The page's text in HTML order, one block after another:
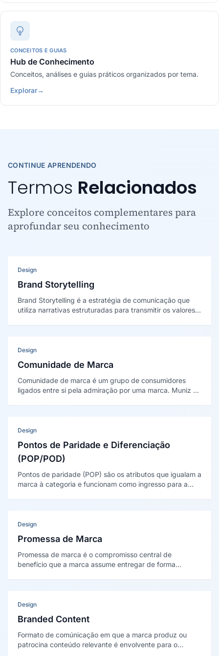
CONCEITOS E GUIAS
Hub de Conhecimento
Conceitos, análises e guias práticos organizados por tema.
Explorar→
CONTINUE APRENDENDO
Termos Relacionados
Explore conceitos complementares para
aprofundar seu conhecimento
Design
Brand Storytelling
Brand Storytelling é a estratégia de comunicação que
utiliza narrativas estruturadas para transmitir os valores,
Design
Comunidade de Marca
Comunidade de marca é um grupo de consumidores
ligados entre si pela admiração por uma marca. Muniz e
Design
Pontos de Paridade e Diferenciação
(POP/POD)
Pontos de paridade (POP) são os atributos que igualam a
marca à categoria e funcionam como ingresso para a
Design
Promessa de Marca
Promessa de marca é o compromisso central de
benefício que a marca assume entregar de forma
Design
Branded Content
Formato de comúnicação em que a marca produz ou
patrocina conteúdo relevante é envolvente para o